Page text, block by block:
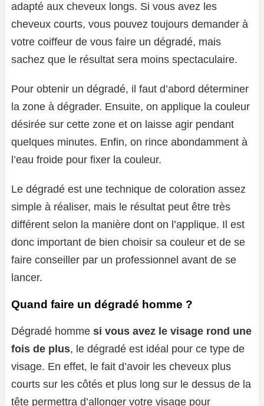
adapté aux cheveux longs. Si vous avez les
cheveux courts, vous pouvez toujours demander à
votre coiffeur de vous faire un dégradé, mais
sachez que le résultat sera moins spectaculaire.
Pour obtenir un dégradé, il faut d’abord déterminer
la zone à dégrader. Ensuite, on applique la couleur
désirée sur cette zone et on laisse agir pendant
quelques minutes. Enfin, on rince abondamment à
l’eau froide pour fixer la couleur.
Le dégradé est une technique de coloration assez
simple à réaliser, mais le résultat peut être très
différent selon la manière dont on l’applique. Il est
donc important de bien choisir sa couleur et de se
faire conseiller par un professionnel avant de se
lancer.
Quand faire un dégradé homme ?
Dégradé homme si vous avez le visage rond une
fois de plus, le dégradé est idéal pour ce type de
visage. En effet, le fait d’avoir les cheveux plus
courts sur les côtés et plus long sur le dessus de la
tête permettra d’allonger votre visage pour